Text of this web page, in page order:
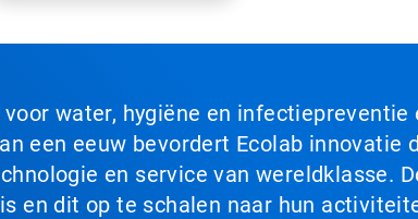
water, hygiëne en
een eeuw bevordert Ecolab
en service van wereldklasse.
en dit op te schalen naar hun